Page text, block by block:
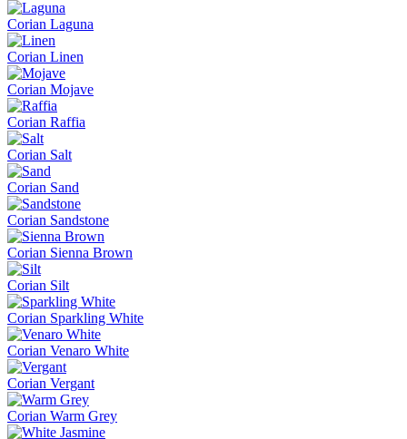
Corian Laguna
Corian Linen
Corian Mojave
Corian Raffia
Corian Salt
Corian Sand
Corian Sandstone
Corian Sienna Brown
Corian Silt
Corian Sparkling White
Corian Venaro White
Corian Vergant
Corian Warm Grey